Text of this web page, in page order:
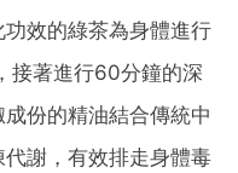
效的綠茶為身體進行
接著進行60分鐘的深
份的精油結合傳統中
謝，有效排走身體毒